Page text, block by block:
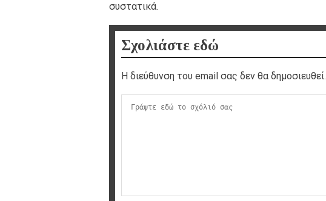
συστατικά.
Σχολιάστε εδώ
Η διεύθυνση του email σας δεν θα δημοσιευθεί.